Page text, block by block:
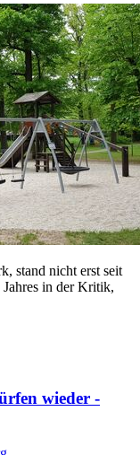
stand nicht erst seit
in der Kritik,
wieder -